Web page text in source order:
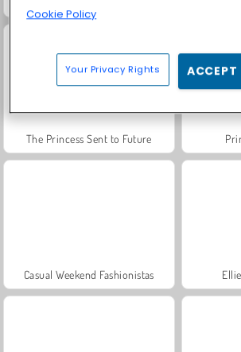
The Princess Sent to Future
Casual Weekend Fashionistas
Cookie Policy
Your Privacy Rights ACCEPT